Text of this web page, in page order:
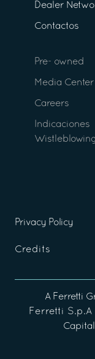
Dealer
Contactos
Pre- owned
Media Center
Careers
Indicaciones
Privacy Policy
Credits
A Ferretti
Ferretti S.p.A